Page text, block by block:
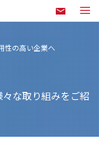
性の高い企業へ
な取り組みをご紹